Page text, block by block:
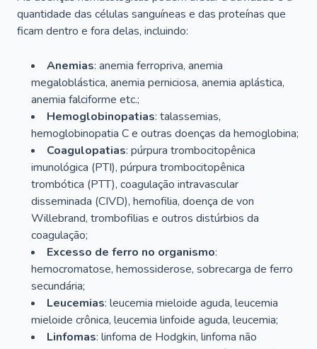
quantidade das células sanguíneas e das proteínas que
ficam dentro e fora delas, incluindo:
Anemias: anemia ferropriva, anemia
megaloblástica, anemia perniciosa, anemia aplástica,
anemia falciforme etc.;
Hemoglobinopatias: talassemias,
hemoglobinopatia C e outras doenças da hemoglobina;
Coagulopatias: púrpura trombocitopênica
imunológica (PTI), púrpura trombocitopênica
trombótica (PTT), coagulação intravascular
disseminada (CIVD), hemofilia, doença de von
Willebrand, trombofilias e outros distúrbios da
coagulação;
Excesso de ferro no organismo:
hemocromatose, hemossiderose, sobrecarga de ferro
secundária;
Leucemias: leucemia mieloide aguda, leucemia
mieloide crônica, leucemia linfoide aguda, leucemia;
Linfomas: linfoma de Hodgkin, linfoma não